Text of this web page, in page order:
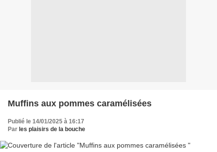
Muffins aux pommes caramélisées
Publié le 14/01/2025 à 16:17
Par les plaisirs de la bouche